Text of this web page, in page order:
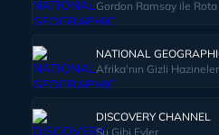
Gordon Ramsay ile Rota
NATIONAL
Afrika'nın Gizli
DISCOVERY CHANNEL
Su Gibi Evler